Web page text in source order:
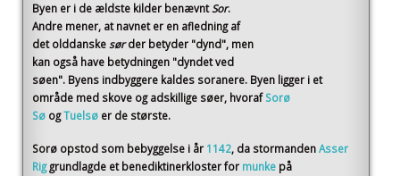
Byen er i de ældste kilder benævnt Sor.
Andre mener, at navnet er en afledning af
det olddanske sør der betyder "dynd", men
kan også have betydningen "dyndet ved
søen". Byens indbyggere kaldes soranere. Byen ligger i et
område med skove og adskillige søer, hvoraf Sorø
Sø ogTuelsø er de største.
Sorø opstod som bebyggelse i år 1142, da stormandenAsser
Rig grundlagde et benediktinerkloster for munke på